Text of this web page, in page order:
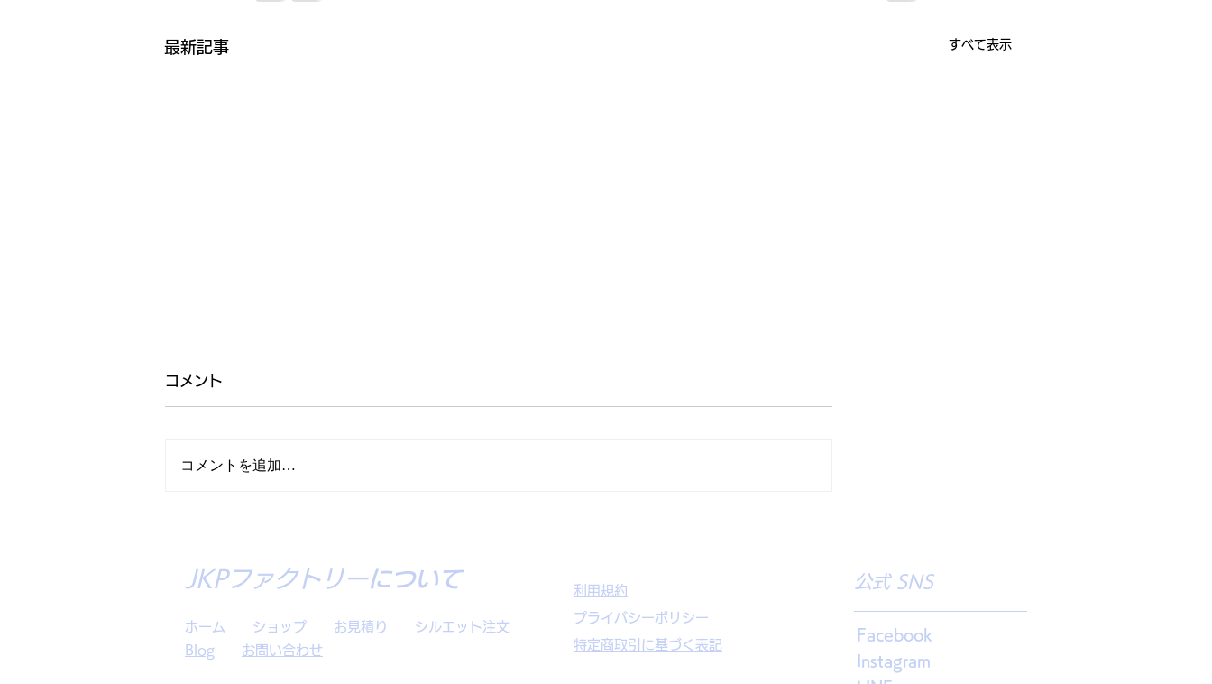
最新記事 すべて表示
岡山選抜2022様
コメント
コメントを追加…
JKPファクトリー​について
ホーム ショップ お見積り
シルエット注文
Blog
お問い合わせ
利用規約
プライバシーポリシー
特定商取引に基づく表記
公式 SNS
Facebook
Instagram